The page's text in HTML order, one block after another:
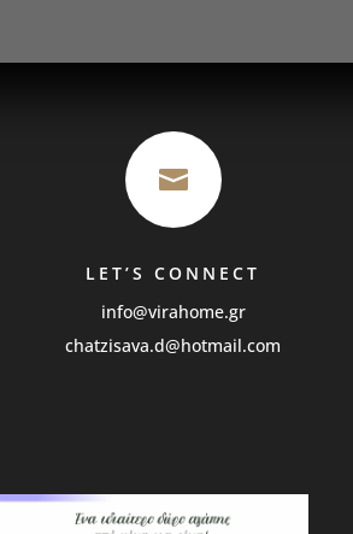

LET’S CONNECT
info@virahome.gr
chatzisava.d@hotmail.com